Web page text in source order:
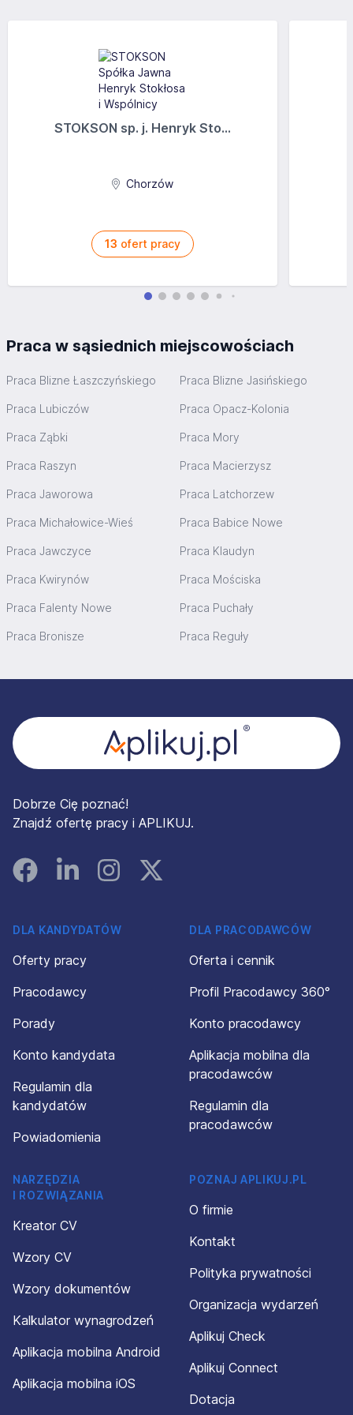
STOKSON sp. j. Henryk Sto...
Chorzów
13 ofert pracy
Praca w sąsiednich miejscowościach
Praca Blizne Łaszczyńskiego Praca Blizne Jasińskiego
Praca Lubiczów Praca Opacz-Kolonia
Praca Ząbki Praca Mory
Praca Raszyn Praca Macierzysz
Praca Jaworowa Praca Latchorzew
Praca Michałowice-Wieś Praca Babice Nowe
Praca Jawczyce Praca Klaudyn
Praca Kwirynów Praca Mościska
Praca Falenty Nowe Praca Puchały
Praca Bronisze Praca Reguły
Dobrze Cię poznać!
Znajdź ofertę pracy i APLIKUJ.
FacebookLinked InInstagramInstagram
DLA KANDYDATÓW
Oferty pracy
Pracodawcy
Porady
Konto kandydata
Regulamin dla
kandydatów
Powiadomienia
DLA PRACODAWCÓW
Oferta i cennik
Profil Pracodawcy 360°
Konto pracodawcy
Aplikacja mobilna dla
pracodawców
Regulamin dla
pracodawców
NARZĘDZIA
I ROZWIĄZANIA
Kreator CV
Wzory CV
Wzory dokumentów
Kalkulator wynagrodzeń
Aplikacja mobilna Android
Aplikacja mobilna iOS
POZNAJ APLIKUJ.PL
O firmie
Kontakt
Polityka prywatności
Organizacja wydarzeń
Aplikuj Check
Aplikuj Connect
Dotacja